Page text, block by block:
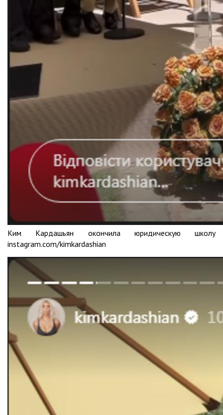
Ким Кардашьян окончила юридическую школу
instagram.com/kimkardashian